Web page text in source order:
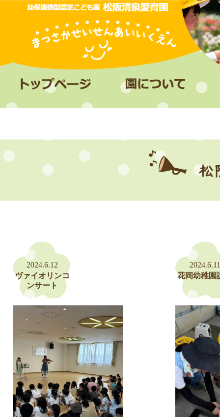
2024.6.12
ヴァイオリンコ
ンサート
2024.6.11
花岡幼稚園